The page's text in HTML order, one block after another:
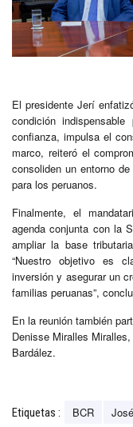
El presidente Jerí
condición
confianza, impulsa el
marco, reiteró el
consoliden un entorno
para los peruanos.
Finalmente, el
agenda conjunta con la
ampliar la base
“Nuestro objetivo es
inversión y asegurar un
familias peruanas”,
En la reunión también
Denisse Miralles
Bardález.
Etiquetas : BCR